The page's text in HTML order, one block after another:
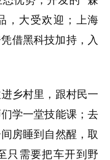
，大受欢迎；上海
借黑科技加持，入
乡村里，跟村民一
学一堂技能课；去
房睡到自然醒，取
只需要把车开到野